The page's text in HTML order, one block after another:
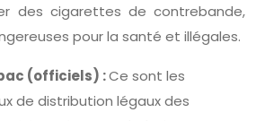
des cigarettes de contrebande,
pour la santé et illégales.
(officiels) :Ce sont les
de distribution légaux des